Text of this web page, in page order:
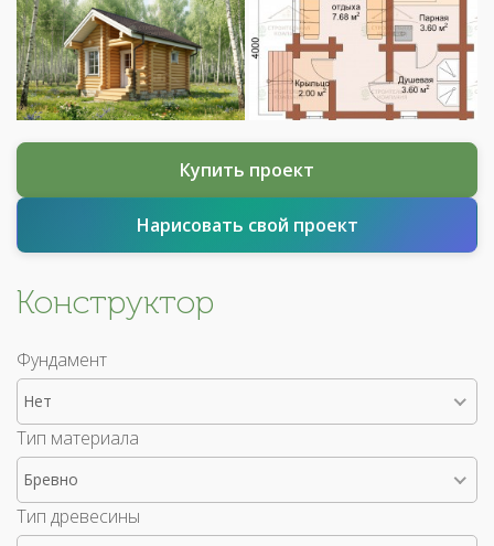
Купить проект
Нарисовать свой проект
Конструктор
Фундамент
Нет
Тип материала
Бревно
Тип древесины